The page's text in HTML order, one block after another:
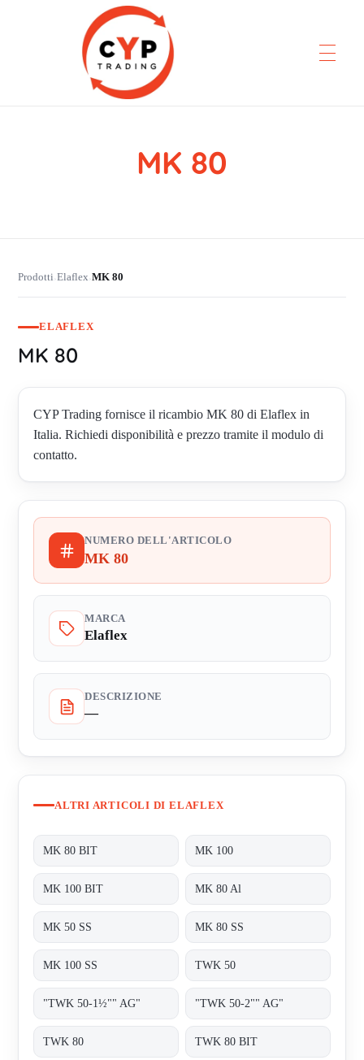
MK 80
Prodotti›Elaflex›MK 80
ELAFLEX
MK 80
CYP Trading fornisce il ricambio MK 80 di Elaflex in
Italia. Richiedi disponibilità e prezzo tramite il modulo di
contatto.
NUMERO DELL'ARTICOLO
MK 80
MARCA
Elaflex
DESCRIZIONE
—
ALTRI ARTICOLI DI ELAFLEX
MK 80 BIT MK 100
MK 100 BIT MK 80 Al
MK 50 SS MK 80 SS
MK 100 SS TWK 50
"TWK 50-1½"" AG" "TWK 50-2"" AG"
TWK 80 TWK 80 BIT